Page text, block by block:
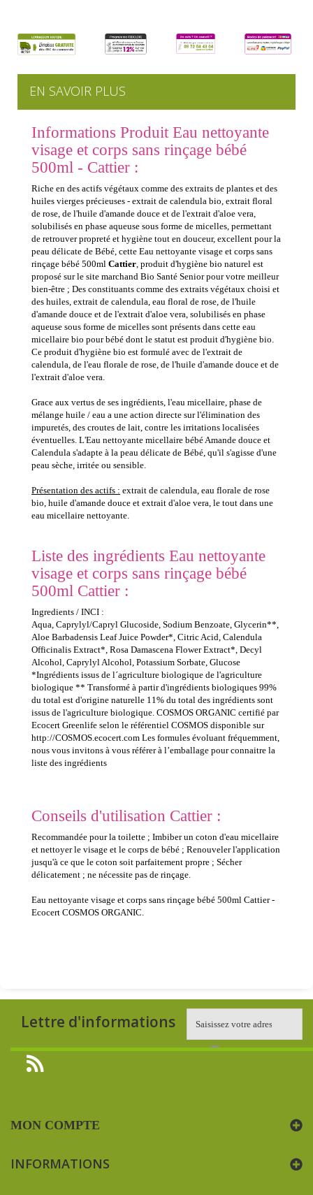
EN SAVOIR PLUS
Informations Produit Eau nettoyante
visage et corps sans rinçage bébé
500ml - Cattier :
Riche en des actifs végétaux comme des extraits de plantes et des
huiles vierges précieuses - extrait de calendula bio, extrait floral
de rose, de l'huile d'amande douce et de l'extrait d'aloe vera,
solubilisés en phase aqueuse sous forme de micelles, permettant
de retrouver propreté et hygiène tout en douceur, excellent pour la
peau délicate de Bébé, cette Eau nettoyante visage et corps sans
rinçage bébé 500ml Cattier, produit d'hygiène bio naturel est
proposé sur le site marchand Bio Santé Senior pour votre meilleur
bien-être ; Des constituants comme des extraits végétaux choisi et
des huiles, extrait de calendula, eau floral de rose, de l'huile
d'amande douce et de l'extrait d'aloe vera, solubilisés en phase
aqueuse sous forme de micelles sont présents dans cette eau
micellaire bio pour bébé dont le statut est produit d'hygiène bio.
Ce produit d'hygiène bio est formulé avec de l'extrait de
calendula, de l'eau florale de rose, de l'huile d'amande douce et de
l'extrait d'aloe vera.
Grace aux vertus de ses ingrédients, l'eau micellaire, phase de
mélange huile / eau a une action directe sur l'élimination des
impuretés, des croutes de lait, contre les irritations localisées
éventuelles. L'Eau nettoyante micellaire bébé Amande douce et
Calendula s'adapte à la peau délicate de Bébé, qu'il s'agisse d'une
peau sèche, irritée ou sensible.
Présentation des actifs : extrait de calendula, eau florale de rose
bio, huile d'amande douce et extrait d'aloe vera, le tout dans une
eau micellaire nettoyante.
Liste des ingrédients Eau nettoyante
visage et corps sans rinçage bébé
500ml Cattier :
Ingredients / INCI :
Aqua, Caprylyl/Capryl Glucoside, Sodium Benzoate, Glycerin**,
Aloe Barbadensis Leaf Juice Powder*, Citric Acid, Calendula
Officinalis Extract*, Rosa Damascena Flower Extract*, Decyl
Alcohol, Caprylyl Alcohol, Potassium Sorbate, Glucose
*Ingrédients issus de l´agriculture biologique de l'agriculture
biologique ** Transformé à partir d'ingrédients biologiques 99%
du total est d'origine naturelle 11% du total des ingrédients sont
issus de l'agriculture biologique. COSMOS ORGANIC certifié par
Ecocert Greenlife selon le référentiel COSMOS disponible sur
http://COSMOS.ecocert.com Les formules évoluant fréquemment,
nous vous invitons à vous référer à l’emballage pour connaitre la
liste des ingrédients
Conseils d'utilisation Cattier :
Recommandée pour la toilette ; Imbiber un coton d'eau micellaire
et nettoyer le visage et le corps de bébé ; Renouveler l'application
jusqu'à ce que le coton soit parfaitement propre ; Sécher
délicatement ; ne nécessite pas de rinçage.
Eau nettoyante visage et corps sans rinçage bébé 500ml Cattier -
Ecocert COSMOS ORGANIC.
Lettre d'informations
MON COMPTE
INFORMATIONS